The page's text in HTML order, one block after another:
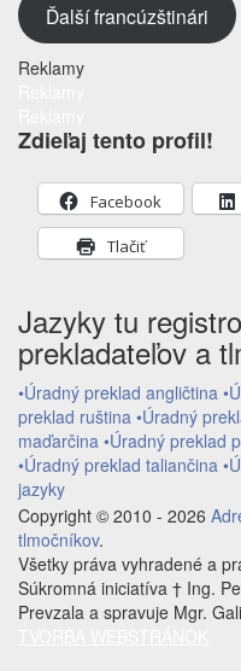
Ďalší francúzštinári
Reklamy
Zdieľaj tento profil!
Facebook
Tlačiť
Jazyky tu
prekladateľov a
•Úradný preklad angličtina
preklad ruština •Úradný
maďarčina •Úradný preklad
•Úradný preklad taliančina
jazyky
Copyright © 2010 - 2026
tlmočníkov.
Všetky práva vyhradené a
Súkromná iniciatíva † Ing.
Prevzala a spravuje Mgr.